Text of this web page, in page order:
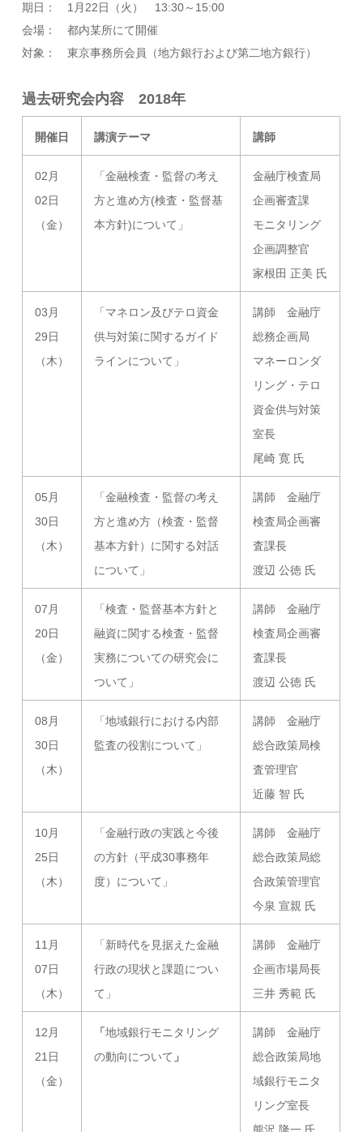
期日： 1月22日（火） 13:30～15:00
会場： 都内某所にて開催
対象： 東京事務所会員（地方銀行および第二地方銀行）
過去研究会内容 2018年
開催日 講演テーマ 講師
02月
02日
（金）
「金融検査・監督の考え
方と進め方(検査・監督基
本方針)について」
金融庁検査局
企画審査課
モニタリング
企画調整官
家根田 正美 氏
03月
29日
（木）
「マネロン及びテロ資金
供与対策に関するガイド
ラインについて」
講師 金融庁
総務企画局
マネーロンダ
リング・テロ
資金供与対策
室長
尾崎 寛 氏
05月
30日
（木）
「金融検査・監督の考え
方と進め方（検査・監督
基本方針）に関する対話
について」
講師 金融庁
検査局企画審
査課長
渡辺 公徳 氏
07月
20日
（金）
「検査・監督基本方針と
融資に関する検査・監督
実務についての研究会に
ついて」
講師 金融庁
検査局企画審
査課長
渡辺 公徳 氏
08月
30日
（木）
「地域銀行における内部
監査の役割について」
講師 金融庁
総合政策局検
査管理官
近藤 智 氏
10月
25日
（木）
「金融行政の実践と今後
の方針（平成30事務年
度）について」
講師 金融庁
総合政策局総
合政策管理官
今泉 宣親 氏
11月
07日
（木）
「新時代を見据えた金融
行政の現状と課題につい
て」
講師 金融庁
企画市場局長
三井 秀範 氏
12月
21日
（金）
「地域銀行モニタリング
の動向について 」
講師 金融庁
総合政策局地
域銀行モニタ
リング室長